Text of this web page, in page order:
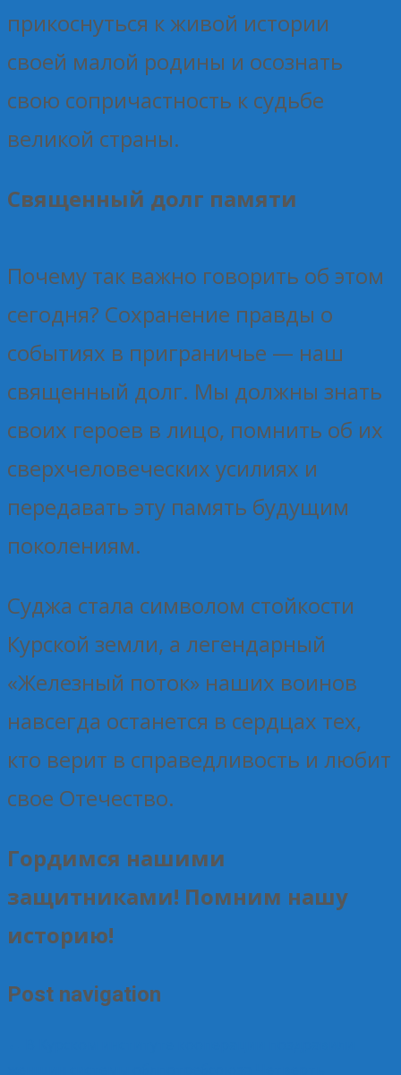
прикоснуться к живой истории
своей малой родины и осознать
свою сопричастность к судьбе
великой страны.
Священный долг памяти
Почему так важно говорить об этом
сегодня? Сохранение правды о
событиях в приграничье — наш
священный долг. Мы должны знать
своих героев в лицо, помнить об их
сверхчеловеческих усилиях и
передавать эту память будущим
поколениям.
Суджа стала символом стойкости
Курской земли, а легендарный
«Железный поток» наших воинов
навсегда останется в сердцах тех,
кто верит в справедливость и любит
свое Отечество.
Гордимся нашими
защитниками! Помним нашу
историю!
Post navigation